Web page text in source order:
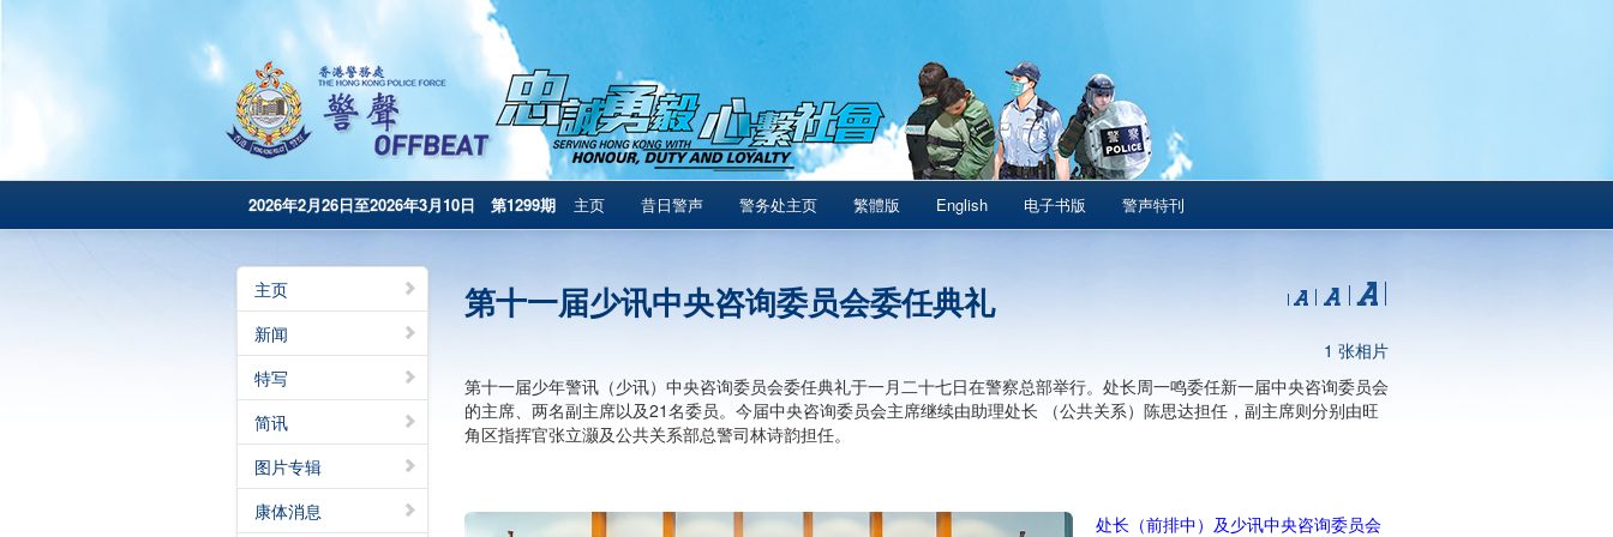
2026年2月26日至2026年3月10日 第1299期 主页 昔日警声 警务处主页 繁體版 English 电子书版 警声特刊
主页
新闻
特写
简讯
图片专辑
康体消息
第十一届少讯中央咨询委员会委任典礼
1 张相片
第十一届少年警讯（少讯）中央咨询委员会委任典礼于一月二十七日在警察总部举行。处长周一鸣委任新一届中央咨询委员会
的主席、两名副主席以及21名委员。今届中央咨询委员会主席继续由助理处长 （公共关系）陈思达担任，副主席则分别由旺
角区指挥官张立灏及公共关系部总警司林诗韵担任。
处长（前排中）及少讯中央咨询委员会